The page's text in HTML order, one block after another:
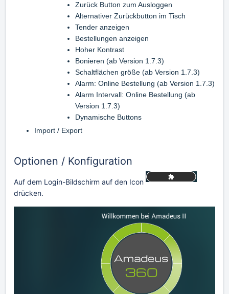
Zurück Button zum Ausloggen
Alternativer Zurückbutton im Tisch
Tender anzeigen
Bestellungen anzeigen
Hoher Kontrast
Bonieren (ab Version 1.7.3)
Schaltflächen größe (ab Version 1.7.3)
Alarm: Online Bestellung (ab Version 1.7.3)
Alarm Intervall: Online Bestellung (ab
Version 1.7.3)
Dynamische Buttons
Import / Export
Optionen / Konfiguration
Auf dem Login-Bildschirm auf den Icon
drücken.